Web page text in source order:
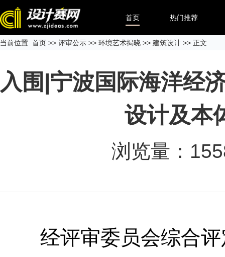
首页 热门推荐
当前位置: 首页 >> 评审公示 >> 环境艺术揭晓 >> 建筑设计 >> 正文
入围|宁波国际海洋经
设计及本
浏览量：
经评审委员会综合